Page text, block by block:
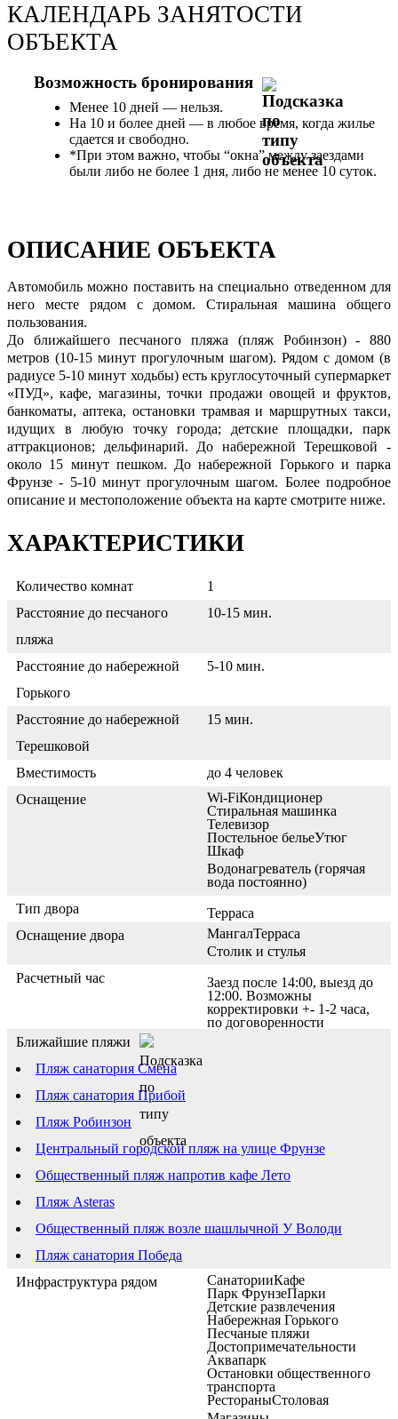
КАЛЕНДАРЬ ЗАНЯТОСТИ
ОБЪЕКТА
Возможность бронирования
Менее 10 дней — нельзя.
На 10 и более дней — в любое время, когда жилье
сдается и свободно.
*При этом важно, чтобы “окна” между заездами
были либо не более 1 дня, либо не менее 10 суток.
ОПИСАНИЕ ОБЪЕКТА
Автомобиль можно поставить на специально отведенном для
него месте рядом с домом. Стиральная машина общего
пользования.
До ближайшего песчаного пляжа (пляж Робинзон) - 880
метров (10-15 минут прогулочным шагом). Рядом с домом (в
радиусе 5-10 минут ходьбы) есть круглосуточный супермаркет
«ПУД», кафе, магазины, точки продажи овощей и фруктов,
банкоматы, аптека, остановки трамвая и маршрутных такси,
идущих в любую точку города; детские площадки, парк
аттракционов; дельфинарий. До набережной Терешковой -
около 15 минут пешком. До набережной Горького и парка
Фрунзе - 5-10 минут прогулочным шагом. Более подробное
описание и местоположение объекта на карте смотрите ниже.
ХАРАКТЕРИСТИКИ
Количество комнат
1
Расстояние до песчаного
пляжа
10-15 мин.
Расстояние до набережной
Горького
5-10 мин.
Расстояние до набережной
Терешковой
15 мин.
Вместимость
до 4 человек
Оснащение
Wi-FiКондиционер
Стиральная машинка
Телевизор
Постельное бельеУтюг
Шкаф
Водонагреватель (горячая
вода постоянно)
Тип двора
Терраса
Оснащение двора
МангалТерраса
Столик и стулья
Расчетный час
Заезд после 14:00, выезд до
12:00. Возможны
корректировки +- 1-2 часа,
по договоренности
Ближайшие пляжи
Пляж санатория Смена
Пляж санатория Прибой
Пляж Робинзон
Центральный городской пляж на улице Фрунзе
Общественный пляж напротив кафе Лето
Пляж Asteras
Общественный пляж возле шашлычной У Володи
Пляж санатория Победа
Инфраструктура рядом
СанаторииКафе
Парк ФрунзеПарки
Детские развлечения
Набережная Горького
Песчаные пляжи
Достопримечательности
Аквапарк
Остановки общественного
транспорта
РестораныСтоловая